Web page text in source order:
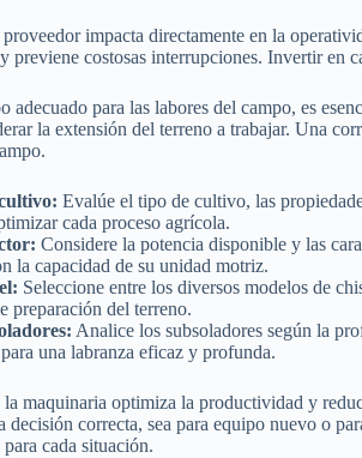
impacta directamente en la
previene costosas interrupciones. Invertir en
adecuado para las labores del campo, es
la extensión del terreno a trabajar. Una
Evalúe el tipo de cultivo, las
cada proceso agrícola.
Considere la potencia disponible y las
la capacidad de su unidad motriz.
Seleccione entre los diversos modelos de
preparación del terreno.
Analice los subsoladores según la
una labranza eficaz y profunda.
maquinaria optimiza la productividad y
decisión correcta, sea para equipo nuevo o
cada situación.